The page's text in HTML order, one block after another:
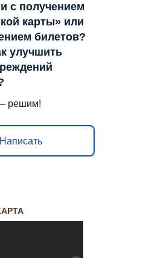
с получением
карты» или
билетов?
улучшить
решим!
Написать